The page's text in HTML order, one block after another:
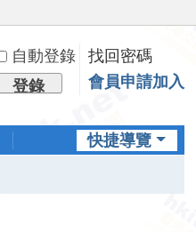
自動登錄
找回密碼
登錄 會員申請加入
快捷導覽